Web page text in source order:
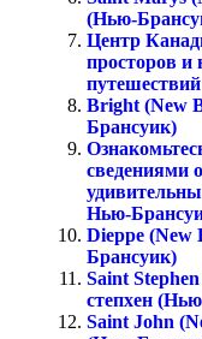
(Нью-
Центр
просторов и
путешествий
Bright (New
Брансуик)
сведениями
Нью-
Dieppe
Брансуик)
Saint
степхен
Saint John